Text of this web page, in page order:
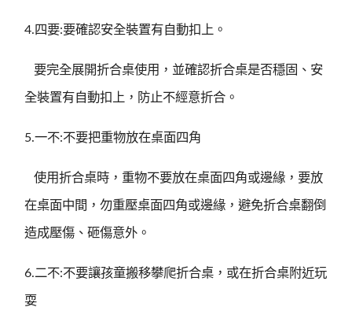
4.四要:要確認安全裝置有自動扣上。
要完全展開折合桌使用，並確認折合桌是否穩固、安
全裝置有自動扣上，防止不經意折合。
5.一不:不要把重物放在桌面四角
使用折合桌時，重物不要放在桌面四角或邊緣，要放
在桌面中間，勿重壓桌面四角或邊緣，避免折合桌翻倒
造成壓傷、砸傷意外。
6.二不:不要讓孩童搬移攀爬折合桌，或在折合桌附近玩
耍